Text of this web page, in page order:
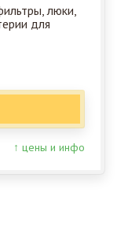
люки,
для
↑ цены и инфо